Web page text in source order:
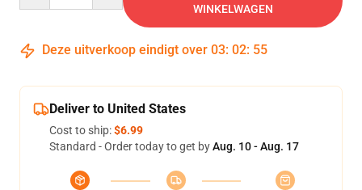
WINKELWAGEN
Deze uitverkoop eindigt over 03: 02: 54
Deliver to United States
Cost to ship:$6.99
Standard - Order today to get byAug. 10 - Aug. 17